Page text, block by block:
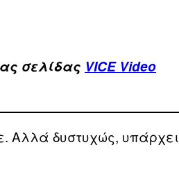
σελίδας VICE Video
Αλλά δυστυχώς, υπάρχει